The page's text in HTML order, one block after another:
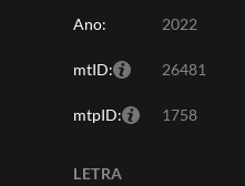
Ano: 2022
mtID: 26481
mtpID: 1758
LETRA